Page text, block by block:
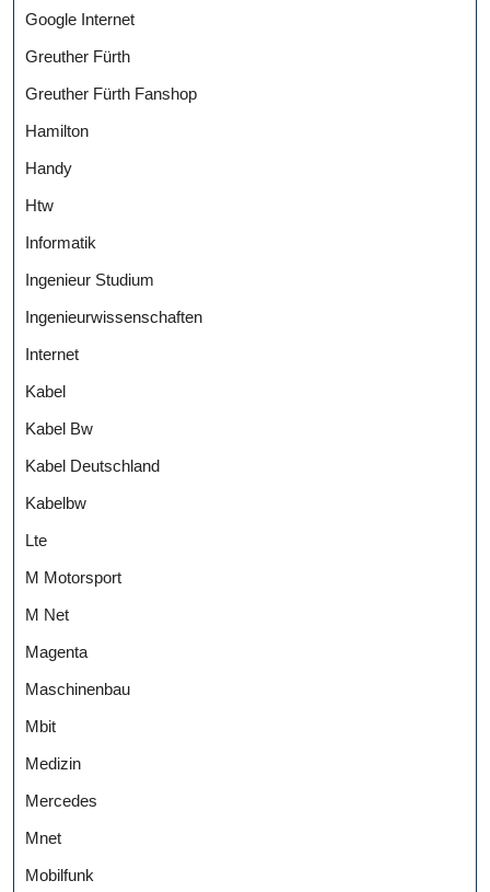
Google Internet
Greuther Fürth
Greuther Fürth Fanshop
Hamilton
Handy
Htw
Informatik
Ingenieur Studium
Ingenieurwissenschaften
Internet
Kabel
Kabel Bw
Kabel Deutschland
Kabelbw
Lte
M Motorsport
M Net
Magenta
Maschinenbau
Mbit
Medizin
Mercedes
Mnet
Mobilfunk